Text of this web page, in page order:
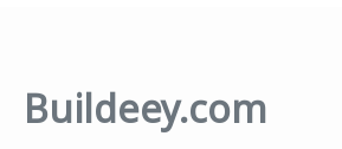
Buildeey.com